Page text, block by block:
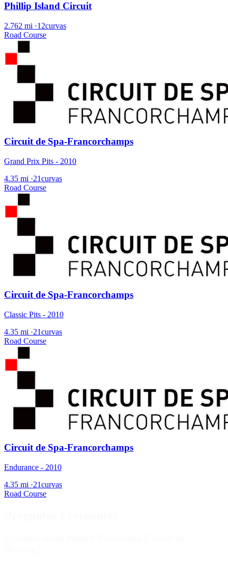
Phillip Island Circuit
2.762 mi ·12curvas
Road Course
Circuit de Spa-Francorchamps
Grand Prix Pits - 2010
4.35 mi ·21curvas
Road Course
Circuit de Spa-Francorchamps
Classic Pits - 2010
4.35 mi ·21curvas
Road Course
Circuit de Spa-Francorchamps
Endurance - 2010
4.35 mi ·21curvas
Road Course